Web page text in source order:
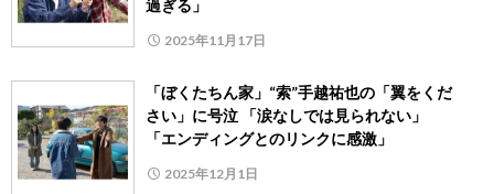
過ぎる」
2025年11月17日
「ぼくたちん家」“索”手越祐也の「翼をくだ
さい」に号泣 「涙なしでは見られない」
「エンディングとのリンクに感激」
2025年12月1日